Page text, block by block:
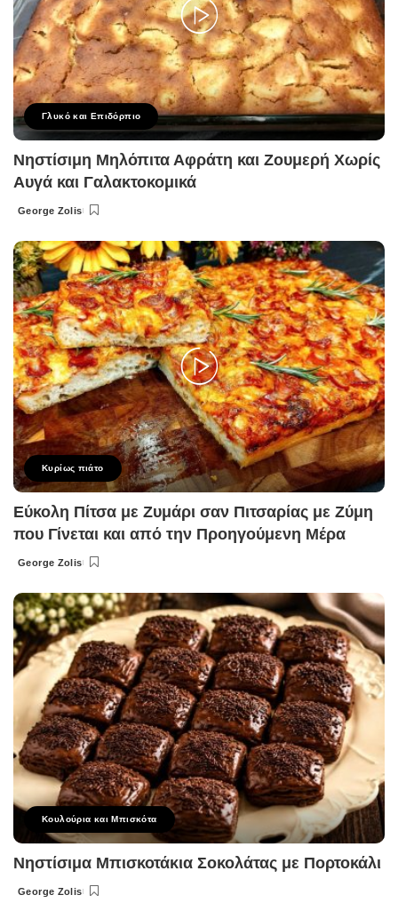
Γλυκό και Επιδόρπιο
Νηστίσιμη Μηλόπιτα Αφράτη και Ζουμερή Χωρίς
Αυγά και Γαλακτοκομικά
Posted
George Zolis
Κυρίως πιάτο
Εύκολη Πίτσα με Ζυμάρι σαν Πιτσαρίας με Ζύμη
που Γίνεται και από την Προηγούμενη Μέρα
Posted
George Zolis
Κουλούρια και Μπισκότα
Νηστίσιμα Μπισκοτάκια Σοκολάτας με Πορτοκάλι
Posted
George Zolis